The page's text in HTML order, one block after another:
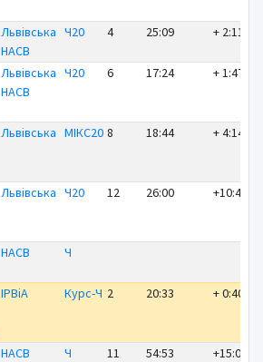
Львівська
НАСВ
Ч20 4 25:09 + 2:11
Львівська
НАСВ
Ч20 6 17:24 + 1:47
Львівська МІКС20 8 18:44 + 4:14
Львівська Ч20 12 26:00 +10:43
НАСВ Ч
ІРВіА Курс-Ч 2 20:33 + 0:40
НАСВ Ч 11 54:53 +15:02